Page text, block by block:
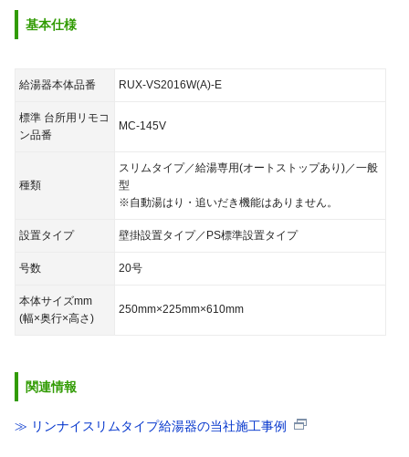
基本仕様
給湯器本体品番 RUX-VS2016W(A)-E
標準 台所用リモコ
ン品番
MC-145V
種類
スリムタイプ／給湯専用(オートストップあり)／一般
型
※自動湯はり・追いだき機能はありません。
設置タイプ 壁掛設置タイプ／PS標準設置タイプ
号数 20号
本体サイズmm
(幅×奥行×高さ)
250mm×225mm×610mm
関連情報
≫ リンナイスリムタイプ給湯器の当社施工事例